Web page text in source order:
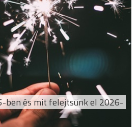
ben és mit felejtsünk el 2026-